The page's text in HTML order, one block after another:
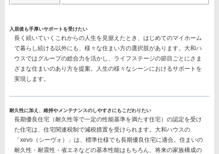
入居後も手厚いサポートを受けたい
長く続いていくこれからの人生を見据えたとき、はじめてのマイホーム
で暮らし続ける以外にも、様々な住まい方の選択肢があります。大和ハ
ウスではグループの総合力を活かし、ライフステージの節目ごとにさま
ざまな住まいのあり方を提案。人生の様々なシーンにおけるサポートを
実現します。
耐久性に加え、維持やメンテナンスのしやすさにもこだわりたい
長期優良住宅（耐久性等で一定の性能基準を満たす住宅）の認定を受け
た住宅は、住宅関連税制で減税措置を受けられます。大和ハウスの
「xevo（シーヴォ）」は、標準仕様でも長期優良住宅に適合。住まいの
耐久性・耐震性・省エネなどの基本性能はもちろん、将来の家族構成の